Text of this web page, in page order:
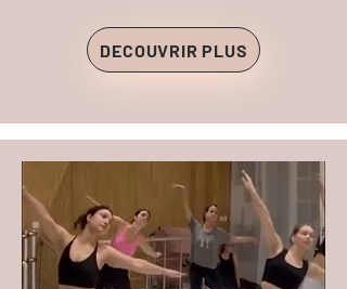
DECOUVRIR PLUS